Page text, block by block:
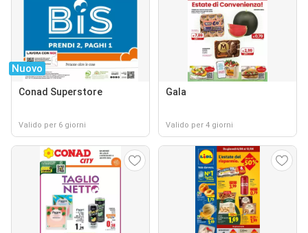
Nuovo
Conad Superstore
Valido per 6 giorni
Gala
Valido per 4 giorni